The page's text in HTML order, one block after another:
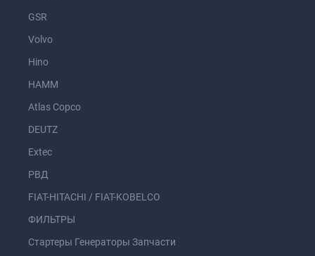
GSR
Volvo
Hino
HAMM
Atlas Copco
DEUTZ
Extec
РВД
FIAT-HITACHI / FIAT-KOBELCO
ФИЛЬТРЫ
Стартеры Генераторы Запчасти